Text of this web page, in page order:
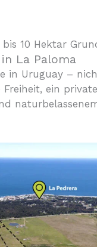
10 Hektar
La Paloma
in Uruguay –
ein